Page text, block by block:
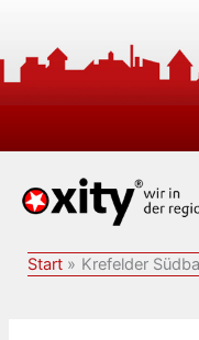
springen
Start Krefelder